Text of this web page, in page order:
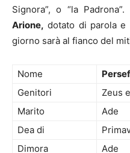
Signora”, o “la
Arione, dotato di parola e
giorno sarà al fianco del
Nome
Genitori
Zeus
Marito
Ade
Dea di
Dimora
Ade